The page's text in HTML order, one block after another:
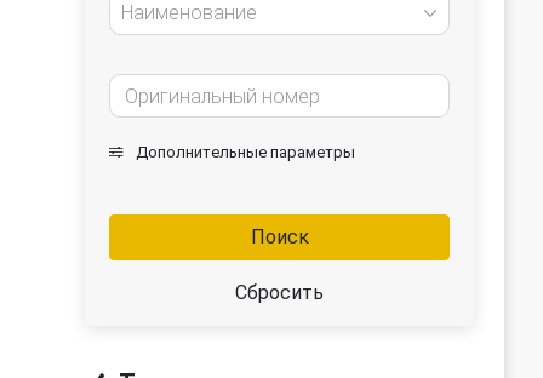
Наименование
Дополнительные параметры
Поиск
Сбросить